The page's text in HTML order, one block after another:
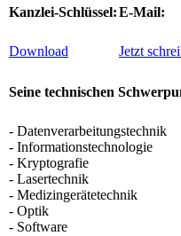
Kanzlei-Schlüssel:E-Mail:
Download Jetzt
Seine technischen
- Datenverarbeitungstechnik
- Informationstechnologie
- Kryptografie
- Lasertechnik
- Medizingerätetechnik
- Optik
- Software